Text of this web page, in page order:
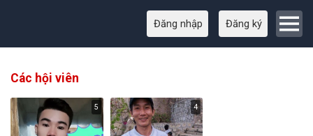
Đăng nhập Đăng ký
Các hội viên
5 4